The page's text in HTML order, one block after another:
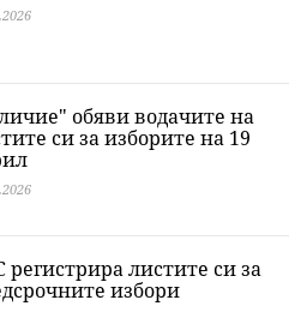
обяви водачите на
си за изборите на 19
регистрира листите си за
избори